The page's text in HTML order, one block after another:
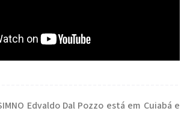
Edvaldo Dal Pozzo está em Cuiabá e